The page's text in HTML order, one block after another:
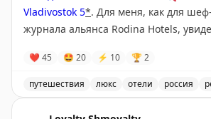
The Bulkhead Seat|Original
Vladivostok 5*. Для меня, как для
журнала альянса Rodina Hotels,
Каннах: планка задрана до космоса.
На пороге номера у меня зависла
себя у панорамного окна с видом на
❤ 45 🤩 20 ⚡ 10 🏆 2
путешествия люкс отели россия